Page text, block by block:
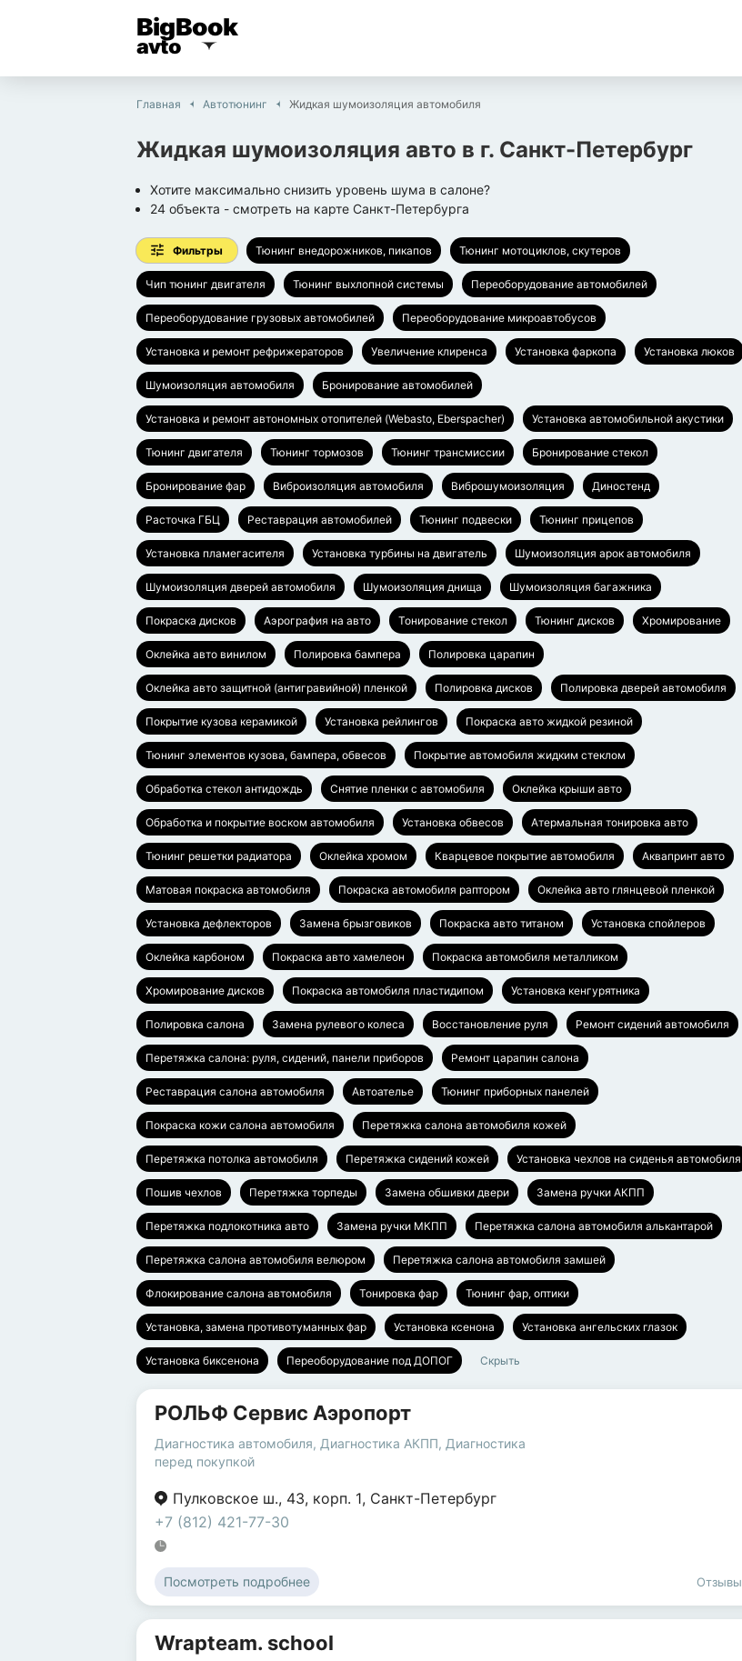
BigBook
avto
Главная Автотюнинг Жидкая шумоизоляция автомобиля
Жидкая шумоизоляция авто в г. Санкт-Петербург
Хотите максимально снизить уровень шума в салоне?
24 объекта - смотреть на карте Санкт-Петербурга
Фильтры Тюнинг внедорожников, пикапов Тюнинг мотоциклов, скутеров
Чип тюнинг двигателя Тюнинг выхлопной системы Переоборудование автомобилей
Переоборудование грузовых автомобилей Переоборудование микроавтобусов
Установка и ремонт рефрижераторов Увеличение клиренса Установка фаркопа Установка люков
Шумоизоляция автомобиля Бронирование автомобилей
Установка и ремонт автономных отопителей (Webasto, Eberspacher) Установка автомобильной акустики
Тюнинг двигателя Тюнинг тормозов Тюнинг трансмиссии Бронирование стекол
Бронирование фар Виброизоляция автомобиля Виброшумоизоляция Диностенд
Расточка ГБЦ Реставрация автомобилей Тюнинг подвески Тюнинг прицепов
Установка пламегасителя Установка турбины на двигатель Шумоизоляция арок автомобиля
Шумоизоляция дверей автомобиля Шумоизоляция днища Шумоизоляция багажника
Покраска дисков Аэрография на авто Тонирование стекол Тюнинг дисков Хромирование
Оклейка авто винилом Полировка бампера Полировка царапин
Оклейка авто защитной (антигравийной) пленкой Полировка дисков Полировка дверей автомобиля
Покрытие кузова керамикой Установка рейлингов Покраска авто жидкой резиной
Тюнинг элементов кузова, бампера, обвесов Покрытие автомобиля жидким стеклом
Обработка стекол антидождь Снятие пленки с автомобиля Оклейка крыши авто
Обработка и покрытие воском автомобиля Установка обвесов Атермальная тонировка авто
Тюнинг решетки радиатора Оклейка хромом Кварцевое покрытие автомобиля Аквапринт авто
Матовая покраска автомобиля Покраска автомобиля раптором Оклейка авто глянцевой пленкой
Установка дефлекторов Замена брызговиков Покраска авто титаном Установка спойлеров
Оклейка карбоном Покраска авто хамелеон Покраска автомобиля металликом
Хромирование дисков Покраска автомобиля пластидипом Установка кенгурятника
Полировка салона Замена рулевого колеса Восстановление руля Ремонт сидений автомобиля
Перетяжка салона: руля, сидений, панели приборов Ремонт царапин салона
Реставрация салона автомобиля Автоателье Тюнинг приборных панелей
Покраска кожи салона автомобиля Перетяжка салона автомобиля кожей
Перетяжка потолка автомобиля Перетяжка сидений кожей Установка чехлов на сиденья автомобиля
Пошив чехлов Перетяжка торпеды Замена обшивки двери Замена ручки АКПП
Перетяжка подлокотника авто Замена ручки МКПП Перетяжка салона автомобиля алькантарой
Перетяжка салона автомобиля велюром Перетяжка салона автомобиля замшей
Флокирование салона автомобиля Тонировка фар Тюнинг фар, оптики
Установка, замена противотуманных фар Установка ксенона Установка ангельских глазок
Установка биксенона Переоборудование под ДОПОГ Скрыть
РОЛЬФ Сервис Аэропорт
Диагностика автомобиля, Диагностика АКПП, Диагностика
перед покупкой
Пулковское ш., 43, корп. 1, Санкт-Петербург
+7 (812) 421-77-30
Посмотреть подробнее Отзывы
Wrapteam. school